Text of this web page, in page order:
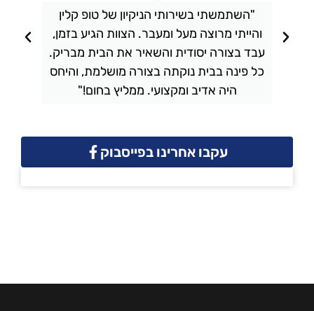
"השתמשתי בשירותי הניקיון של טופ קלין
והייתי מרוצה מעל ומעבר. הצוות הגיע בזמן,
עבד בצורה יסודית והשאיר את הבית מבריק.
כל פינה בבית נוקתה בצורה מושלמת, והיחס
היה אדיב ומקצועי. ממליץ בחום!"
עקבו אחרינו בפייסבוק